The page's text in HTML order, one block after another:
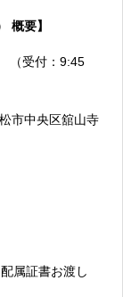
概要】
（受付：9:45
市中央区舘山寺
属証書お渡し